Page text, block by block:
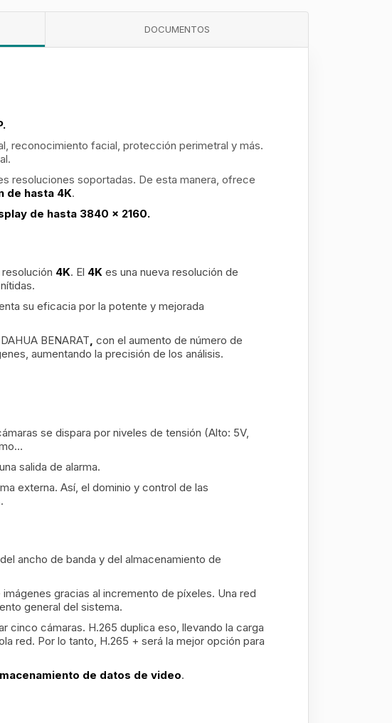
DOCUMENTOS
reconocimiento facial, protección perimetral y más.
resoluciones soportadas. De esta manera, ofrece
de hasta 4K.
de hasta 3840 x 2160.
4K. El 4K es una nueva resolución de
su eficacia por la potente y mejorada
BENARAT, con el aumento de número de
aumentando la precisión de los análisis.
se dispara por niveles de tensión (Alto: 5V,
salida de alarma.
externa. Así, el dominio y control de las
ancho de banda y del almacenamiento de
gracias al incremento de píxeles. Una red
general del sistema.
cinco cámaras. H.265 duplica eso, llevando la carga
red. Por lo tanto, H.265 + será la mejor opción para
de datos de video.